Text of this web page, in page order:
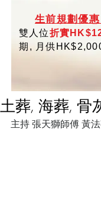
生前規劃優
雙人位折實
期, 月供
土葬, 海葬, 骨
主持 張天獅師傅 黃